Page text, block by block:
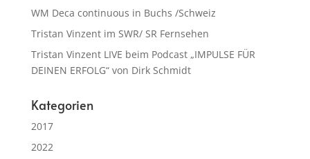
WM Deca continuous in Buchs /Schweiz
Tristan Vinzent im SWR/ SR Fernsehen
Tristan Vinzent LIVE beim Podcast „IMPULSE FÜR
DEINEN ERFOLG“ von Dirk Schmidt
Kategorien
2017
2022